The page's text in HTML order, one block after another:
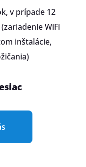
v prípade 12
WiFi
inštalácie,